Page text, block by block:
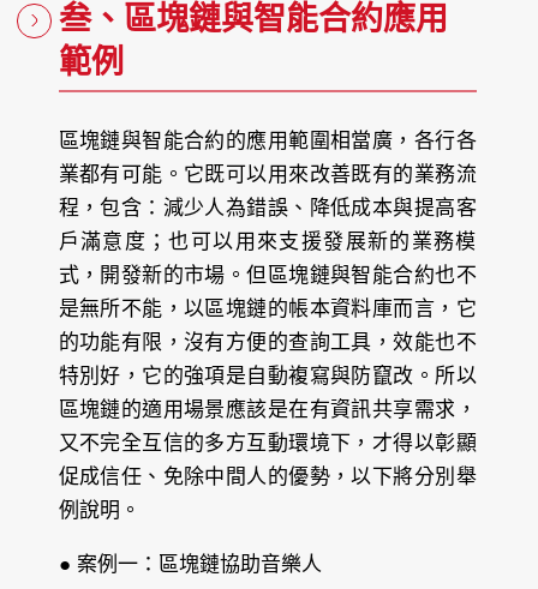
叁、區塊鏈與智能合約應用
範例
區塊鏈與智能合約的應用範圍相當廣，各行各
業都有可能。它既可以用來改善既有的業務流
程，包含：減少人為錯誤、降低成本與提高客
戶滿意度；也可以用來支援發展新的業務模
式，開發新的市場。但區塊鏈與智能合約也不
是無所不能，以區塊鏈的帳本資料庫而言，它
的功能有限，沒有方便的查詢工具，效能也不
特別好，它的強項是自動複寫與防竄改。所以
區塊鏈的適用場景應該是在有資訊共享需求，
又不完全互信的多方互動環境下，才得以彰顯
促成信任、免除中間人的優勢，以下將分別舉
例說明。
● 案例一：區塊鏈協助音樂人